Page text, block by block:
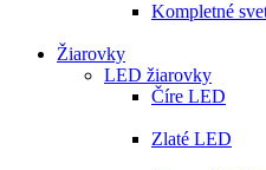
Kompletné
Žiarovky
LED žiarovky
Číre LED
Zlaté LED